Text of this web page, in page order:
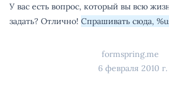
У вас есть вопрос, который вы всю
задать? Отлично! Спрашивать сюда,
formspring.me
6 февраля 2010 г.